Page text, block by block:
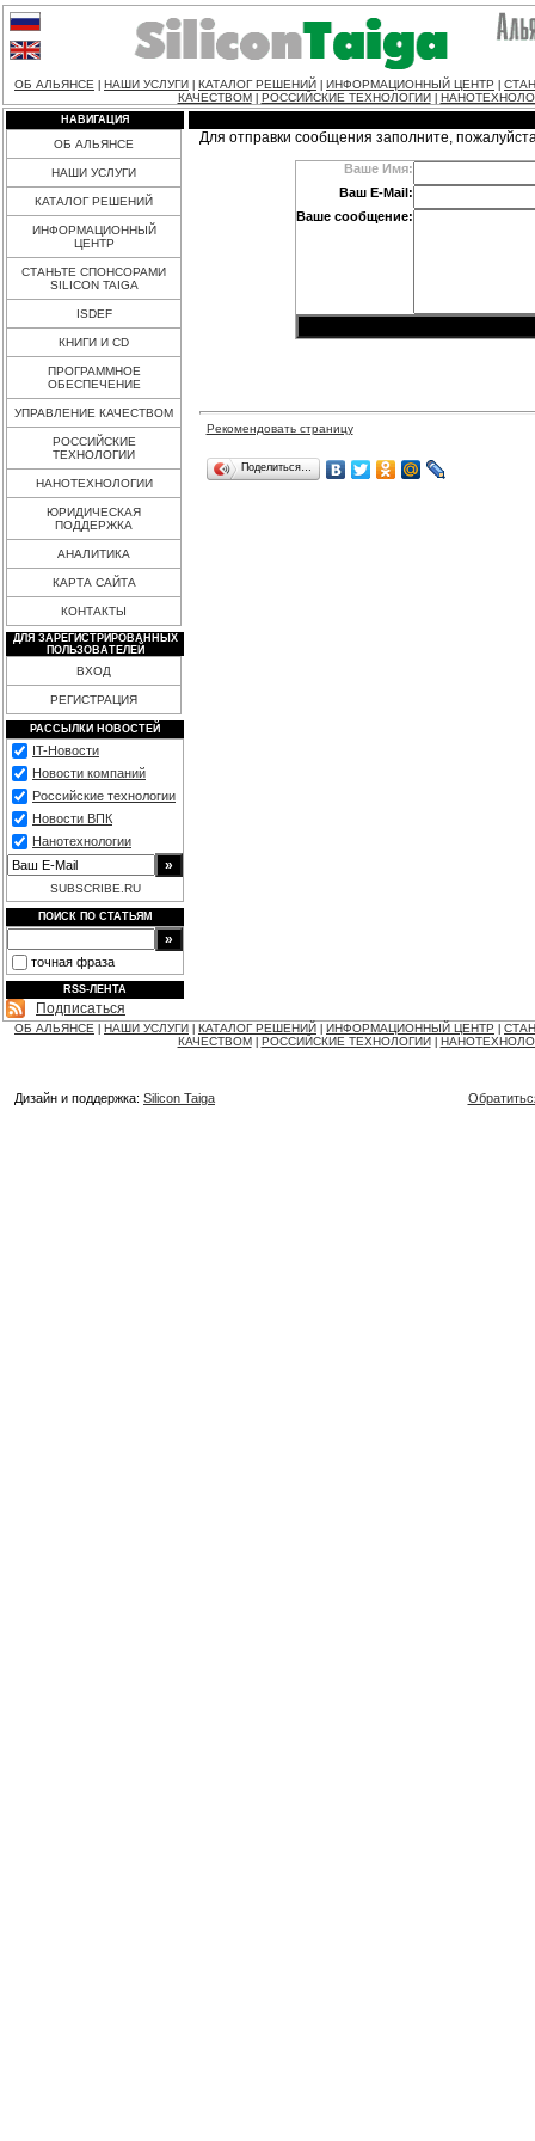
ОБ АЛЬЯНСЕ НАШИ УСЛУГИ КАТАЛОГ РЕШЕНИЙ ИНФОРМАЦИОННЫЙ ЦЕНТР
КАЧЕСТВОМ
РОССИЙСКИЕ ТЕХНОЛОГИИ
НАВИГАЦИЯ
ОБ АЛЬЯНСЕ
НАШИ УСЛУГИ
КАТАЛОГ РЕШЕНИЙ
ИНФОРМАЦИОННЫЙ
ЦЕНТР
СТАНЬТЕ СПОНСОРАМИ
SILICON TAIGA
ISDEF
КНИГИ И CD
ПРОГРАММНОЕ
ОБЕСПЕЧЕНИЕ
УПРАВЛЕНИЕ КАЧЕСТВОМ
РОССИЙСКИЕ
ТЕХНОЛОГИИ
НАНОТЕХНОЛОГИИ
ЮРИДИЧЕСКАЯ
ПОДДЕРЖКА
АНАЛИТИКА
КАРТА САЙТА
КОНТАКТЫ
ДЛЯ ЗАРЕГИСТРИРОВАННЫХ
ПОЛЬЗОВАТЕЛЕЙ
ВХОД
РЕГИСТРАЦИЯ
РАССЫЛКИ НОВОСТЕЙ
IT-Новости
Новости компаний
Российские технологии
Новости ВПК
Нанотехнологии
SUBSCRIBE.RU
ПОИСК ПО СТАТЬЯМ
точная фраза
RSS-ЛЕНТА
Подписаться
Для отправки сообщения заполните,
Ваше Имя:
Ваш E-Mail:
Ваше сообщение:
Рекомендовать страницу
Поделиться…
ОБ АЛЬЯНСЕ НАШИ УСЛУГИ КАТАЛОГ РЕШЕНИЙ ИНФОРМАЦИОННЫЙ ЦЕНТР
КАЧЕСТВОМ
РОССИЙСКИЕ ТЕХНОЛОГИИ
Дизайн и поддержка: Silicon Taiga